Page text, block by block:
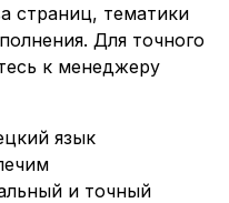
страниц, тематики
Для точного
к менеджеру
язык
и точный